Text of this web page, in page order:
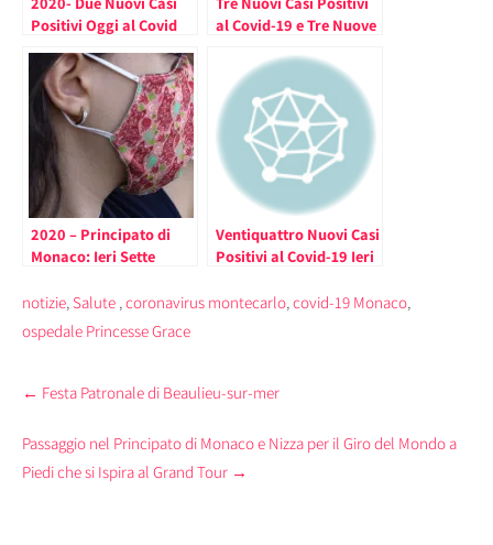
Positivi Oggi al Covid
Monaco (uno è
residente)
al Covid-19 e Tre Nuove
Principato di Monaco –
2020
2020 – Principato di
Monaco: Ieri Sette
Covid-19 (Nessun
Ricoverato in
Rianimazione)
Ventiquattro Nuovi Casi
Positivi al Covid-19 Ieri
Monaco – 2020
notizie, Salute ,coronavirus montecarlo,covid-19 Monaco,
ospedale Princesse Grace
Post
← Festa Patronale di Beaulieu-sur-mer
Passaggio nel Principato di Monaco e Nizza per il Giro del Mondo a
Piedi che si Ispira al Grand Tour →